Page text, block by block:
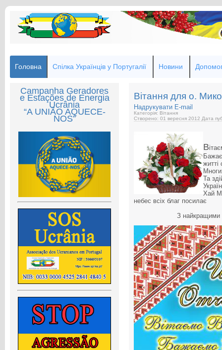
Головна Спілка Українців у Португалії Новини
Campanha Geradores
e Estações de Energia
Ucrânia
“A UNIÃO AQUECE-
NOS”
Вітання для о.
Надрукувати E-mail
Категорія: Вітання
Створено: 01 вересня 2012 Дата
В
Та
Хай
небес всіх благ посилає
З найкращими